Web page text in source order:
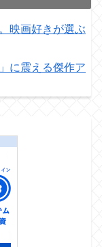
映画好きが選ぶ
に震える傑作ア